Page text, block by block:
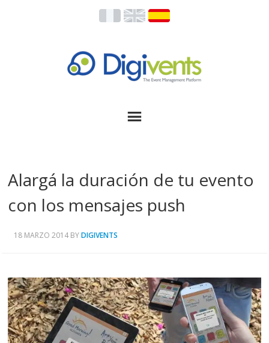
Alargá la duración de tu evento
con los mensajes push
18 MARZO 2014 BYDIGIVENTS